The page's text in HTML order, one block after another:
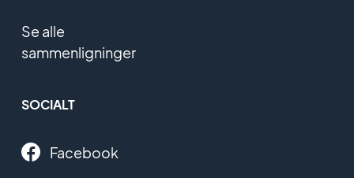
Se alle
sammenligninger
SOCIALT
Facebook